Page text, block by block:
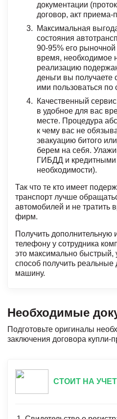
документации
договор, акт приема-
Максимальная
состояния
90-95% его
время, необходимое
реализацию
деньги вы получаете
ими пользоваться
Качественный
в удобное для вас
месте. Процедура
к чему вас не
эвакуацию битого
берем на себя.
ГИБДД и кредитными
необходимости).
Так что те кто имеет
транспорт лучше
автомобилей и не тратить
фирм.
Получить
телефону у сотрудника
это максимально быстрый,
способ получить реальные
машину.
Необходимые
Подготовьте оригиналы
заключения договора купли-
СТОИТ НА